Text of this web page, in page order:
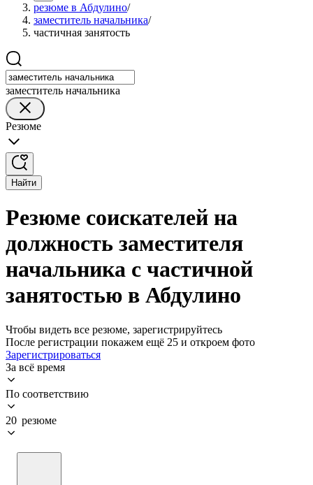
резюме в Абдулино/
заместитель начальника/
частичная занятость
заместитель начальника
Резюме
Найти
Резюме соискателей на
должность заместителя
начальника с частичной
занятостью в Абдулино
Чтобы видеть все резюме, зарегистрируйтесь
После регистрации покажем ещё 25 и откроем фото
Зарегистрироваться
За всё время
По соответствию
20 резюме